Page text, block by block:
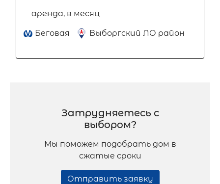
аренда, в месяц
Беговая Выборгский ЛО район
Затрудняетесь с
выбором?
Мы поможем подобрать дом в
сжатые сроки
Отправить заявку